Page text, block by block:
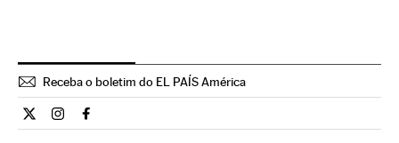
Receba o boletim do EL PAÍS América
Cultura El País Brasil en Twitter
Cultura El País Brasil en Instagram
Cultura El País Brasil en Facebook